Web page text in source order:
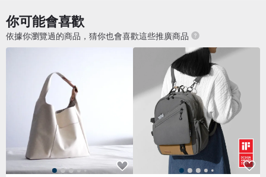
你可能會喜歡
依據你瀏覽過的商品，猜你也會喜歡這些推廣商品